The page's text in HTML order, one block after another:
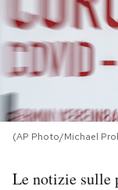
NEWSLETTER
I MIEI PREFERITI
CALENDARIO
(AP Photo/Michael
Le notizie sulle